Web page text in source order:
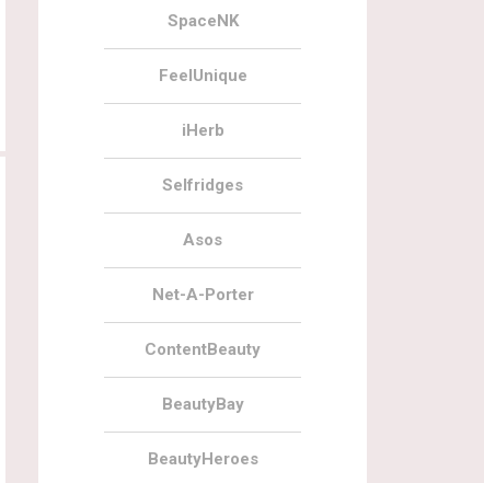
7 14.11.2021
SpaceNK
FeelUnique
iHerb
Selfridges
Asos
Net-A-Porter
ContentBeauty
BeautyBay
BeautyHeroes